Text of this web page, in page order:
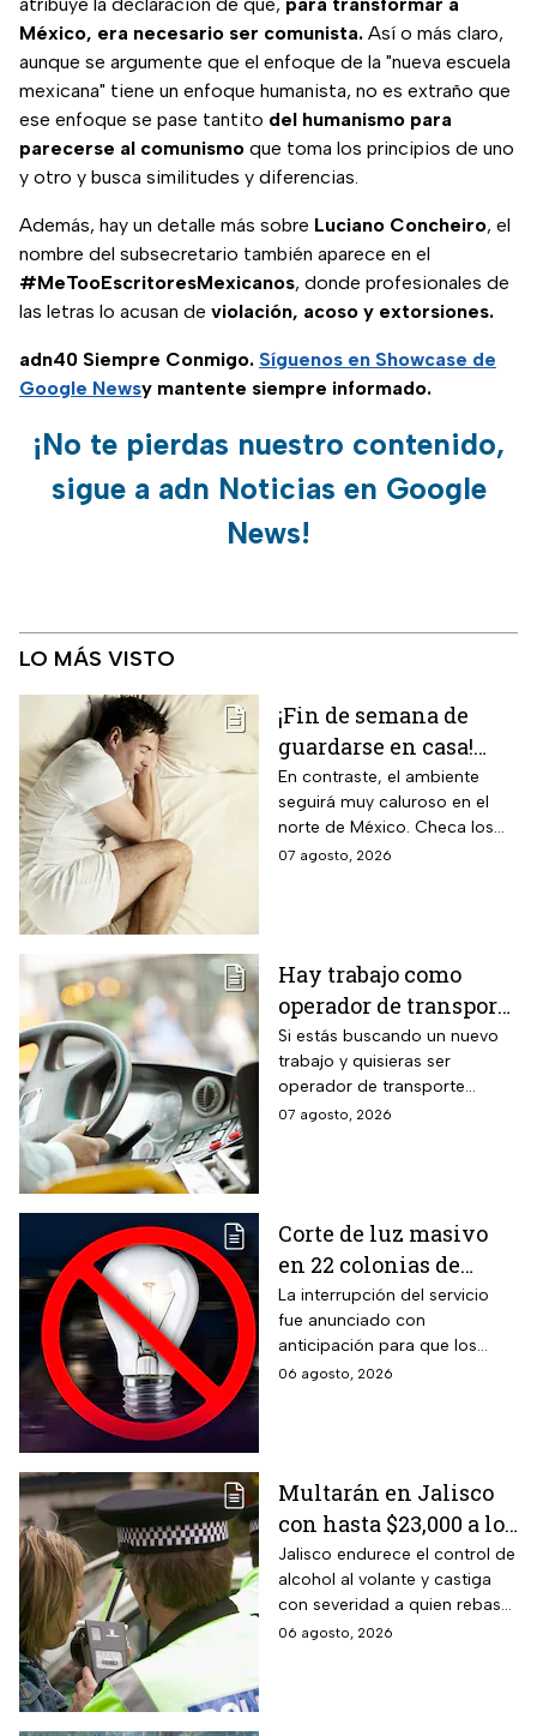
México, era necesario ser comunista. Así o más claro,
aunque se argumente que el enfoque de la "nueva escuela
mexicana" tiene un enfoque humanista, no es extraño que
ese enfoque se pase tantito del humanismo para
parecerse al comunismo que toma los principios de uno
y otro y busca similitudes y diferencias.
Además, hay un detalle más sobre Luciano Concheiro, el
nombre del subsecretario también aparece en el
#MeTooEscritoresMexicanos, donde profesionales de
las letras lo acusan de violación, acoso y extorsiones.
adn40 Siempre Conmigo. Síguenos en Showcase de
Google Newsy mantente siempre informado.
¡No te pierdas nuestro contenido,
sigue a adn Noticias en Google
News!
LO MÁS VISTO
¡Fin de semana de
guardarse en casa!
Monzón mexicano
dejará lluvias
intensas en estos
estados; así estará el
En contraste, el ambiente
seguirá muy caluroso en el
norte de México. Checa los
detalles y toma precauciones.
07 agosto, 2026
Hay trabajo como
operador de transporte
público con sueldo de
18 mil pesos, bonos y
despensa
Si estás buscando un nuevo
trabajo y quisieras ser
operador de transporte
público, publicaron algunas
07 agosto, 2026
Corte de luz masivo
en 22 colonias de
México; zonas
afectadas hoy 7 de
agosto
La interrupción del servicio
fue anunciado con
anticipación para que los
usuarios puedan tomar las
06 agosto, 2026
Multarán en Jalisco
con hasta $23,000 a los
conductores que
superen este límite en
la prueba de
alcoholemia
Jalisco endurece el control de
alcohol al volante y castiga
con severidad a quien rebase
el nuevo límite de sangre o
06 agosto, 2026